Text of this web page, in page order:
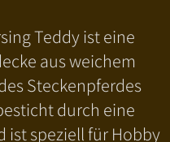
Teddy ist eine
aus weichem
Steckenpferdes
durch eine
ist speziell für Hobby